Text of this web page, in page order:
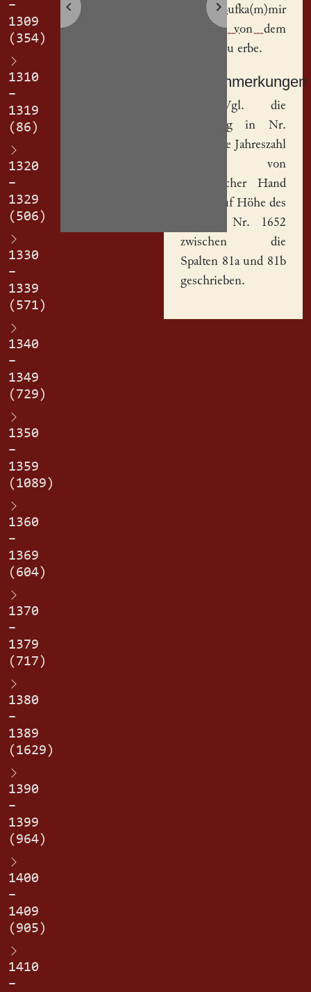
–
1309
(354)
1310
–
1319
(86)
1320
–
1329
(506)
1330
–
1339
(571)
1340
–
1349
(729)
1350
–
1359
(1089)
1360
–
1369
(604)
1370
–
1379
(717)
1380
–
1389
(1629)
1390
–
1399
(964)
1400
–
1409
(905)
1410
–
eyne
koufka(m)mir
Kune(n) von dem
czu erbe.
Sachanmerkungen
] Vgl. die
Datierung in Nr.
1652. Die Jahreszahl
wurde von
neuzeitlicher Hand
erneut auf Höhe des
Eintrags Nr. 1652
zwischen die
Spalten 81a und 81b
geschrieben.